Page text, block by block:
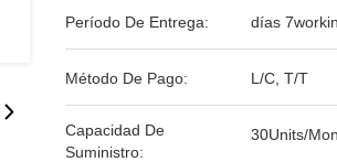
Período De Entrega: días
Método De Pago: L/C, T/T
Capacidad De
Suministro:
30Units/